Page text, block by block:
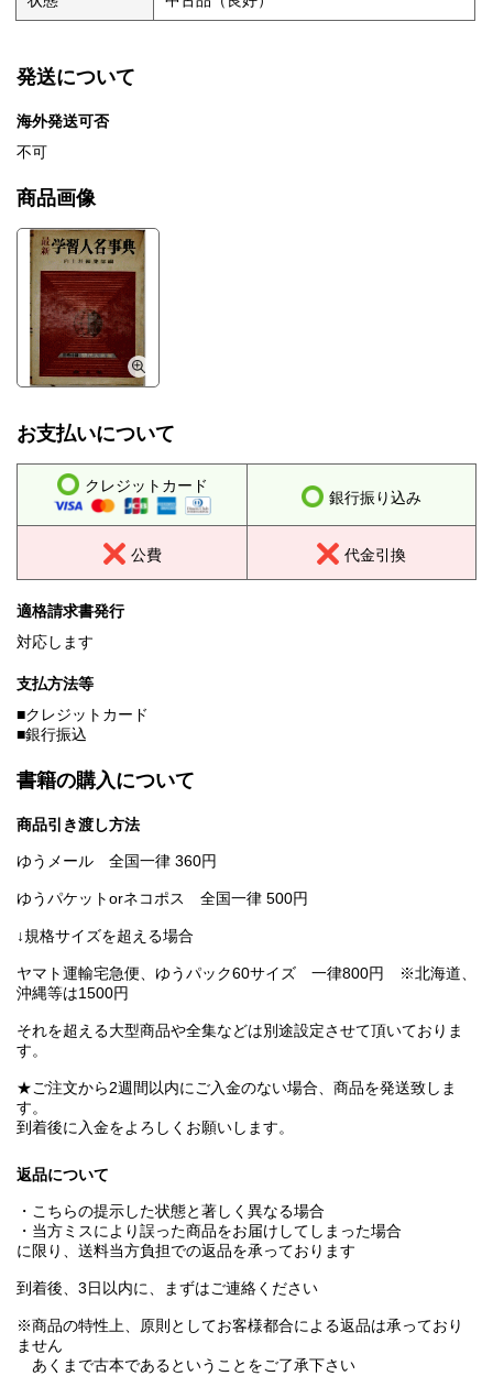
発送について
海外発送可否
不可
商品画像
お支払いについて
クレジットカード
銀行振り込み
公費 代金引換
適格請求書発行
対応します
支払方法等
■クレジットカード
■銀行振込
書籍の購入について
商品引き渡し方法
ゆうメール 全国一律 360円
ゆうパケットorネコポス 全国一律 500円
↓規格サイズを超える場合
ヤマト運輸宅急便、ゆうパック60サイズ 一律800円 ※北海道、
沖縄等は1500円
それを超える大型商品や全集などは別途設定させて頂いておりま
す。
★ご注文から2週間以内にご入金のない場合、商品を発送致しま
す。
到着後に入金をよろしくお願いします。
返品について
・こちらの提示した状態と著しく異なる場合
・当方ミスにより誤った商品をお届けしてしまった場合
に限り、送料当方負担での返品を承っております
到着後、3日以内に、まずはご連絡ください
※商品の特性上、原則としてお客様都合による返品は承っており
ません
あくまで古本であるということをご了承下さい